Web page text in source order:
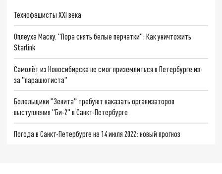
Технофашисты XXI века
Оплеуха Маску. "Пора снять белые перчатки": Как уничтожить
Starlink
Самолёт из Новосибирска не смог приземлиться в Петербурге из-
за "парашютиста"
Болельщики "Зенита" требуют наказать организаторов
выступления "Би-2" в Санкт-Петербурге
Погода в Санкт-Петербурге на 14 июля 2022: новый прогноз